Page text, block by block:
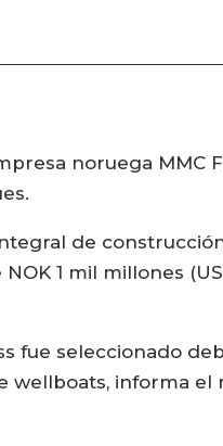
noruega MMC
de
1 mil millones
fue seleccionado
informa el